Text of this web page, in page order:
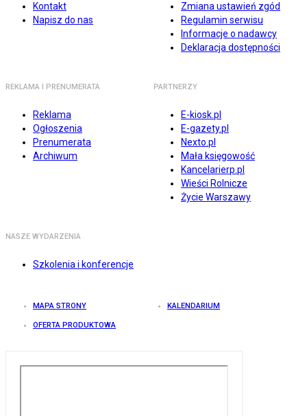
Kontakt
Napisz do nas
Zmiana ustawień zgód
Regulamin serwisu
Informacje o nadawcy
Deklaracja dostępności
REKLAMA I PRENUMERATA
Reklama
Ogłoszenia
Prenumerata
Archiwum
PARTNERZY
E-kiosk.pl
E-gazety.pl
Nexto.pl
Mała księgowość
Kancelarierp.pl
Wieści Rolnicze
Życie Warszawy
NASZE WYDARZENIA
Szkolenia i konferencje
MAPA STRONY KALENDARIUM
OFERTA PRODUKTOWA